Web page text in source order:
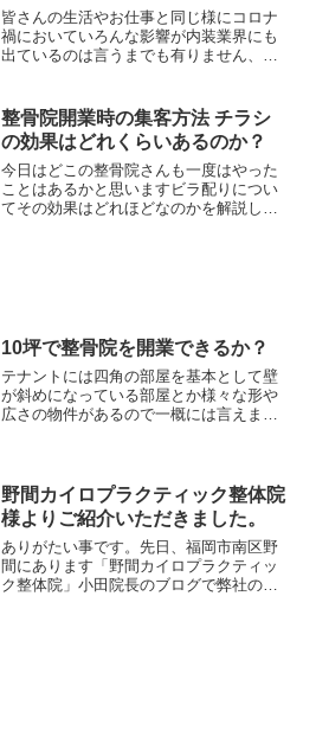
皆さんの生活やお仕事と同じ様にコロナ
禍においていろんな影響が内装業界にも
出ているのは言うまでも有りません、今
可能性も今日のお題はトイレ便器が手に
入りづらい状態という事を...
整骨院開業時の集客方法 チラシ
の効果はどれくらいあるのか？
今日はどこの整骨院さんも一度はやった
ことはあるかと思いますビラ配りについ
てその効果はどれほどなのかを解説して
10坪で整骨院を開業できるか？
テナントには四角の部屋を基本として壁
が斜めになっている部屋とか様々な形や
広さの物件があるので一概には言えませ
四角の部屋6ｍ✕6ｍで36㎡真四角の部屋4
ｍ✕8ｍで32㎡細長い部屋がイメージでき
ますね。このような感じです。でそこに
はトイレも含まれた坪数なのか否かも注
意してください。まあ大体トイレはある
でしょうから、トイレの壁の出っ張りや
野間カイロプラクティック整体院
様よりご紹介いただきました。
ありがたい事です。先日、福岡市南区野
間にあります「野間カイロプラクティッ
ク整体院」小田院長のブログで弊社の